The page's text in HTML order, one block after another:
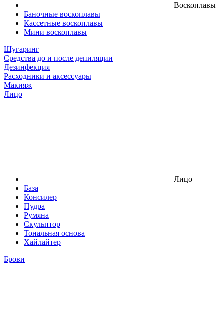
Воскоплавы
Баночные воскоплавы
Кассетные воскоплавы
Мини воскоплавы
Шугаринг
Средства до и после депиляции
Дезинфекция
Расходники и аксессуары
Макияж
Лицо
Лицо
База
Консилер
Пудра
Румяна
Скульптор
Тональная основа
Хайлайтер
Брови